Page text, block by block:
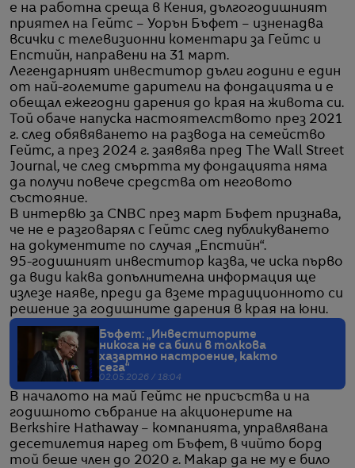
е на работна среща в Кения, дългогодишният
приятел на Гейтс – Уорън Бъфет – изненадва
всички с телевизионни коментари за Гейтс и
Епстийн, направени на 31 март.
Легендарният инвеститор дълги години е един
от най-големите дарители на фондацията и е
обещал ежегодни дарения до края на живота си.
Той обаче напуска настоятелството през 2021
г. след обявяването на развода на семейство
Гейтс, а през 2024 г. заявява пред The Wall Street
Journal, че след смъртта му фондацията няма
да получи повече средства от неговото
състояние.
В интервю за CNBC през март Бъфет признава,
че не е разговарял с Гейтс след публикуването
на документите по случая „Епстийн“.
95-годишният инвеститор казва, че иска първо
да види каква допълнителна информация ще
излезе наяве, преди да вземе традиционното си
решение за годишните дарения в края на юни.
Бъфет: „Инвеститорите
никога не са били в толкова
хазартно настроение, както
сега“
02.05.2026 / 18:04
В началото на май Гейтс не присъства и на
годишното събрание на акционерите на
Berkshire Hathaway – компанията, управлявана
десетилетия наред от Бъфет, в чийто борд
той беше член до 2020 г. Макар да не му е било